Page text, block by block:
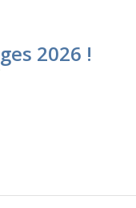
2026 !